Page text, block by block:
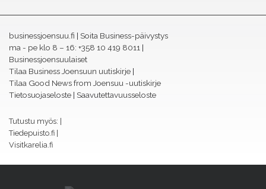
businessjoensuu.fi | Soita Business-päivystys
ma - pe klo 8 – 16: +358 10 419 8011 |
Businessjoensuulaiset
Tilaa Business Joensuun uutiskirje |
Tilaa Good News from Joensuu -uutiskirje
Tietosuojaseloste | Saavutettavuusseloste
Tutustu myös: |
Tiedepuisto.fi
Visitkarelia.fi